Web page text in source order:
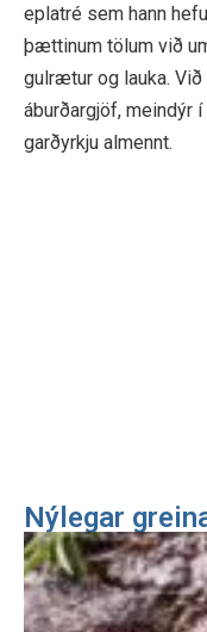
eplatré sem hann
þættinum tölum við
gulrætur og lauka.
áburðargjöf, meindýr
garðyrkju almennt.
Nýlegar